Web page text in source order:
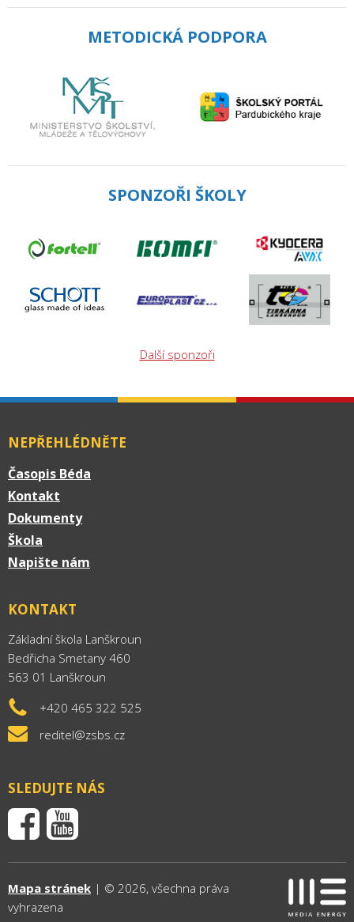
METODICKÁ PODPORA
SPONZOŘI ŠKOLY
Další sponzoři
NEPŘEHLÉDNĚTE
Časopis Béda
Kontakt
Dokumenty
Škola
Napište nám
KONTAKT
Základní škola Lanškroun
Bedřicha Smetany 460
563 01 Lanškroun
+420 465 322 525
reditel@zsbs.cz
SLEDUJTE NÁS
Mapa stránek | © 2026, všechna práva
vyhrazena